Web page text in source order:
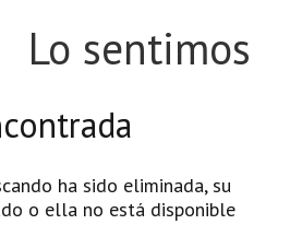
Lo sentimos
ha sido eliminada, su
o ella no está disponible